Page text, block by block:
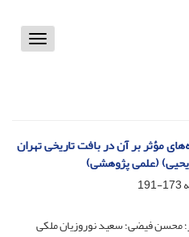
Toggle
مؤثر بر آن در بافت تاریخی تهران
یحیی) (علمی پژوهشی)
173-191
محسن فیضی؛ سعید نوروزیان ملکی